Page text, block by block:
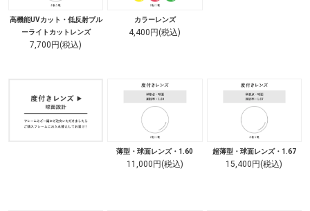
高機能UVカット・低反射ブル
ーライトカットレンズ
7,700円(税込)
カラーレンズ
4,400円(税込)
薄型・球面レンズ・1.60
11,000円(税込)
超薄型・球面レンズ・1.67
15,400円(税込)